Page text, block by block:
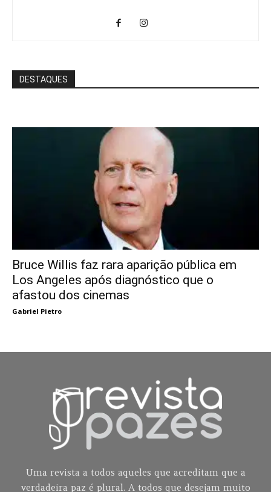
DESTAQUES
Bruce Willis faz rara aparição pública em
Los Angeles após diagnóstico que o
afastou dos cinemas
Gabriel Pietro
Uma revista a todos aqueles que acreditam que a
verdadeira paz é plural. A todos que desejam muito